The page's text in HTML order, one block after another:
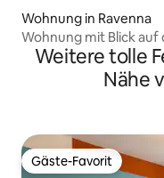
Wohnung in Ravenna
Wohnung mit Blick auf
Weitere tolle
Nähe
Gäste-Favorit
Gäste-Favorit